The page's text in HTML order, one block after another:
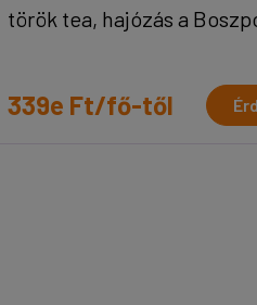
török tea, hajózás a
339e Ft/fő-től